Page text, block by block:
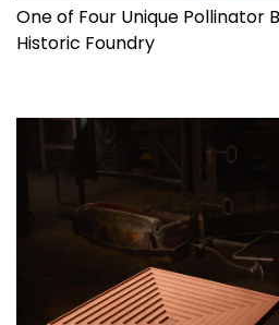
One of Four Unique Pollinator
Historic Foundry